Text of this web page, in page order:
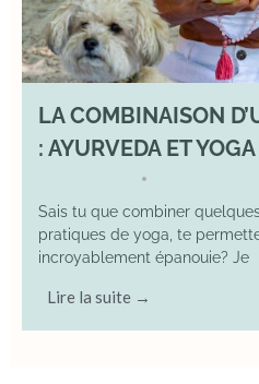
LA COMBINAISON
: AYURVEDA ET YOGA
•
Sais tu que combiner
pratiques de yoga, te
incroyablement épanouie? Je
Lire la suite →